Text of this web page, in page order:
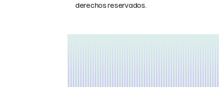
derechos reservados.